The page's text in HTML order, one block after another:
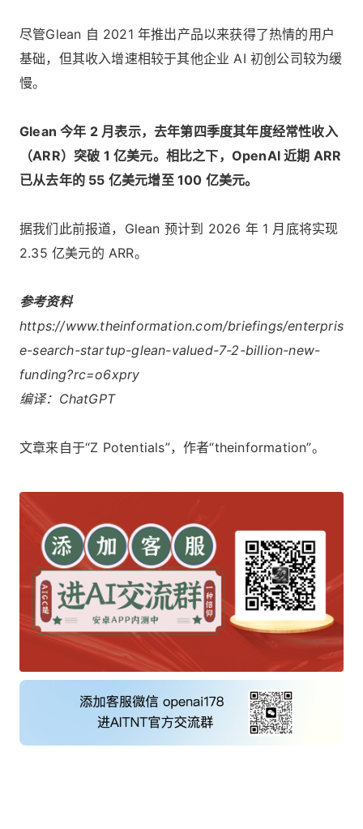
尽管Glean 自 2021 年推出产品以来获得了热情的用户
基础，但其收入增速相较于其他企业 AI 初创公司较为缓
慢。
Glean 今年 2 月表示，去年第四季度其年度经常性收入
（ARR）突破 1 亿美元。相比之下，OpenAI 近期 ARR
已从去年的 55 亿美元增至 100 亿美元。
据我们此前报道，Glean 预计到 2026 年 1 月底将实现
2.35 亿美元的 ARR。
参考资料
https://www.theinformation.com/briefings/enterpris
e-search-startup-glean-valued-7-2-billion-new-
funding?rc=o6xpry
编译：ChatGPT
文章来自于“Z Potentials”，作者“theinformation”。